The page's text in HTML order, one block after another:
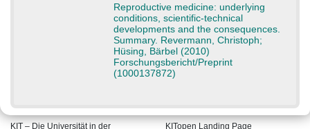
Reproductive medicine: underlying
conditions, scientific-technical
developments and the consequences.
Summary. Revermann, Christoph;
Hüsing, Bärbel (2010)
Forschungsbericht/Preprint
(1000137872)
KIT – Die Universität in der KITopen Landing Page